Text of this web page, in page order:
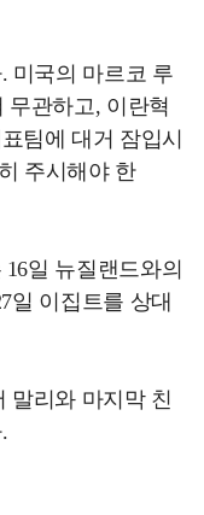
미국의 마르코 루
무관하고, 이란혁
팀에 대거 잠입시
주시해야 한
일 뉴질랜드와의
일 이집트를 상대
말리와 마지막 친